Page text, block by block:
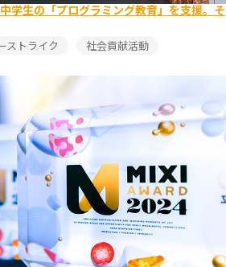
学生の「プログラミング教育」を支援。そ
ストライク 社会貢献活動